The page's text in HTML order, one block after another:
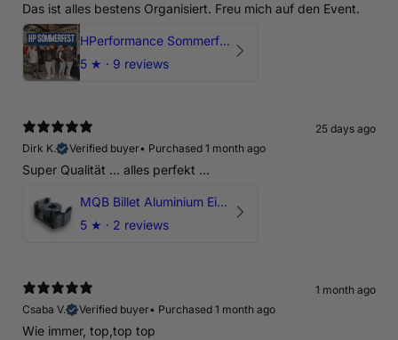
Das ist alles bestens Organisiert. Freu mich auf den Event.
HPerformance Sommerfest 2026
5 ★ · 9 reviews
25 days ago
Dirk K.
Verified buyer• Purchased 1 month ago
Super Qualität ... alles perfekt ...
MQB Billet Aluminium Einsatz Drehmomentstütze - DOGBONE für Audi RS3, TTRS, RSQ3
5 ★ · 2 reviews
1 month ago
Csaba V.
Verified buyer• Purchased 1 month ago
Wie immer, top,top top